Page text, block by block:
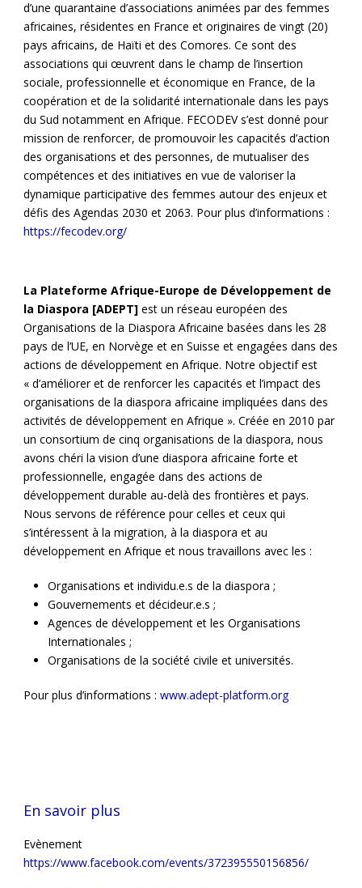
d’une quarantaine d’associations animées par des femmes
africaines, résidentes en France et originaires de vingt (20)
pays africains, de Haïti et des Comores. Ce sont des
associations qui œuvrent dans le champ de l’insertion
sociale, professionnelle et économique en France, de la
coopération et de la solidarité internationale dans les pays
du Sud notamment en Afrique. FECODEV s’est donné pour
mission de renforcer, de promouvoir les capacités d’action
des organisations et des personnes, de mutualiser des
compétences et des initiatives en vue de valoriser la
dynamique participative des femmes autour des enjeux et
défis des Agendas 2030 et 2063. Pour plus d’informations :
https://fecodev.org/
La Plateforme Afrique-Europe de Développement de
la Diaspora [ADEPT] est un réseau européen des
Organisations de la Diaspora Africaine basées dans les 28
pays de l’UE, en Norvège et en Suisse et engagées dans des
actions de développement en Afrique. Notre objectif est
« d’améliorer et de renforcer les capacités et l’impact des
organisations de la diaspora africaine impliquées dans des
activités de développement en Afrique ». Créée en 2010 par
un consortium de cinq organisations de la diaspora, nous
avons chéri la vision d’une diaspora africaine forte et
professionnelle, engagée dans des actions de
développement durable au-delà des frontières et pays.
Nous servons de référence pour celles et ceux qui
s’intéressent à la migration, à la diaspora et au
développement en Afrique et nous travaillons avec les :
Organisations et individu.e.s de la diaspora ;
Gouvernements et décideur.e.s ;
Agences de développement et les Organisations
Internationales ;
Organisations de la société civile et universités.
Pour plus d’informations : www.adept-platform.org
En savoir plus
Evènement
https://www.facebook.com/events/372395550156856/